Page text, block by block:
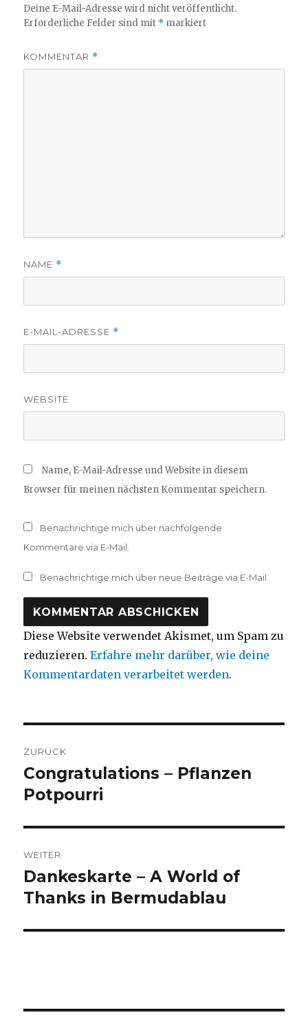
Deine E-Mail-Adresse wird nicht veröffentlicht.
Erforderliche Felder sind mit * markiert
KOMMENTAR *
NAME *
E-MAIL-ADRESSE *
WEBSITE
Name, E-Mail-Adresse und Website in diesem
Browser für meinen nächsten Kommentar speichern.
Benachrichtige mich über nachfolgende
Kommentare via E-Mail.
Benachrichtige mich über neue Beiträge via E-Mail.
Diese Website verwendet Akismet, um Spam zu
reduzieren.Erfahre mehr darüber, wie deine
Kommentardaten verarbeitet werden.
ZURÜCK
Vorheriger
Beitrag:
Congratulations – Pflanzen
Potpourri
WEITER
Nächster
Beitrag:
Dankeskarte – A World of
Thanks in Bermudablau